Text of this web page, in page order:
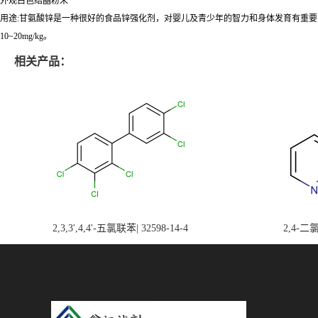
用途:甘氨酸锌是一种很好的食品锌强化剂，对婴儿及青少年的智力和身体发育有重
10~20mg/kg。
相关产品：
2,3,3',4,4'-五氯联苯| 32598-14-4 2,4-二